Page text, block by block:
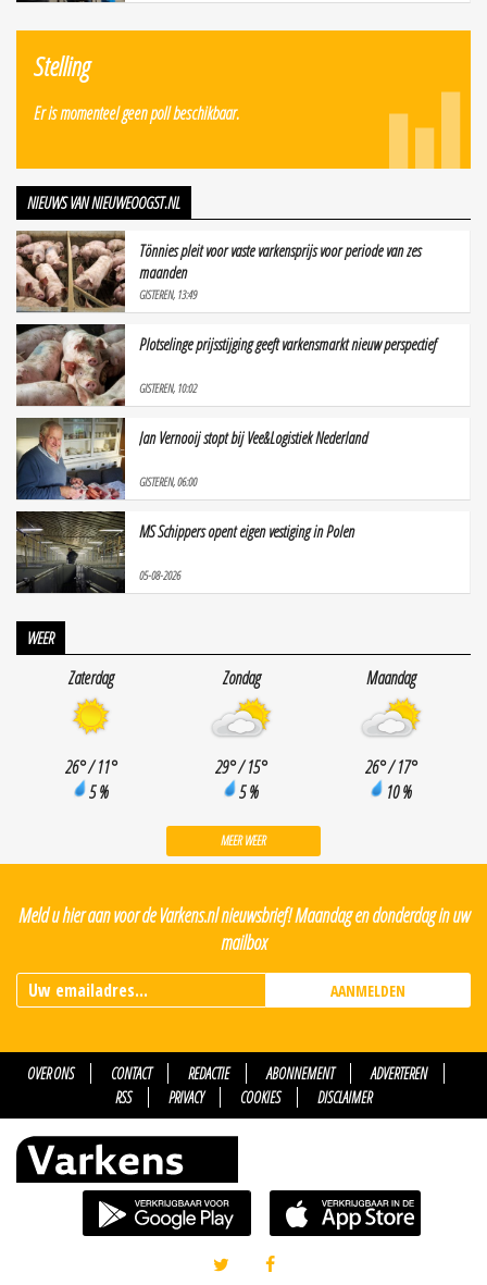
Stelling
Er is momenteel geen poll beschikbaar.
NIEUWS VAN NIEUWEOOGST.NL
Tönnies pleit voor vaste varkensprijs voor periode van zes
maanden
GISTEREN, 13:49
Plotselinge prijsstijging geeft varkensmarkt nieuw perspectief
GISTEREN, 10:02
Jan Vernooij stopt bij Vee&Logistiek Nederland
GISTEREN, 06:00
MS Schippers opent eigen vestiging in Polen
05-08-2026
WEER
Zaterdag
26°/ 11°
5 %
Zondag
29°/ 15°
5 %
Maandag
26°/ 17°
10 %
MEER WEER
Meld u hier aan voor de Varkens.nl nieuwsbrief! Maandag en donderdag in uw
mailbox
AANMELDEN
OVER ONS CONTACT REDACTIE ABONNEMENT
ADVERTEREN
RSS
PRIVACY COOKIES DISCLAIMER